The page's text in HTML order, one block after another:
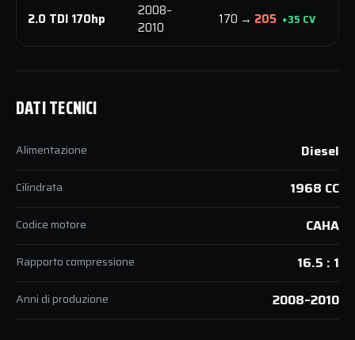
2.0 TDI 170hp
2008–
2010
170 → 205 +35 CV
DATI TECNICI
Alimentazione Diesel
Cilindrata 1968 CC
Codice motore CAHA
Rapporto compressione 16.5 : 1
Anni di produzione 2008–2010